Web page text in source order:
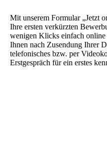
Mit unserem Formular „Jetzt
Ihre ersten verkürzten
wenigen Klicks einfach
Ihnen nach Zusendung Ihrer
telefonisches bzw. per
Erstgespräch für ein erstes